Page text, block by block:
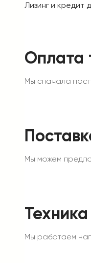
Лизинг и кредит
Оплата
Мы сначала
Мы можем
Мы работаем